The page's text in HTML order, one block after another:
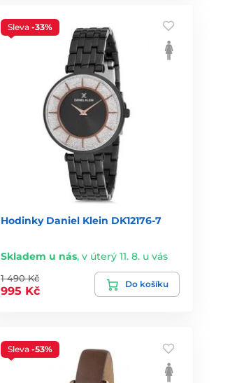
Sleva-33%
Hodinky Daniel Klein DK12176-7
Skladem u nás,v úterý 11. 8. u vás
1 490 Kč
995 Kč
Do košíku
Sleva-53%